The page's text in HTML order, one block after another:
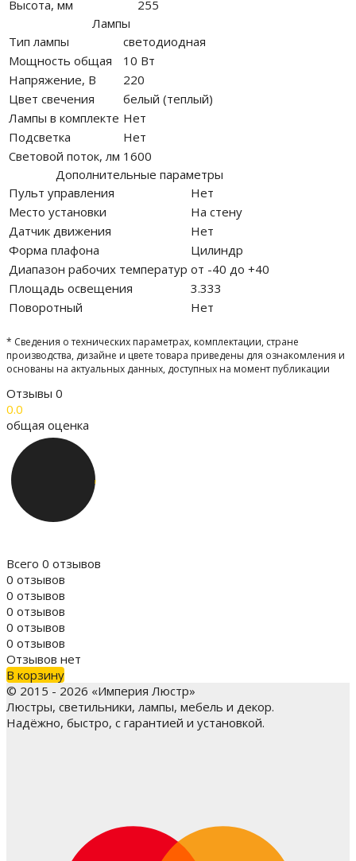
Высота, мм
255
Лампы
Тип лампы
светодиодная
Мощность общая
10 Вт
Напряжение, В
220
Цвет свечения
белый (теплый)
Лампы в комплекте Нет
Подсветка
Нет
Световой поток, лм 1600
Дополнительные параметры
Пульт управления
Нет
Место установки
На стену
Датчик движения
Нет
Форма плафона
Цилиндр
Диапазон рабочих температур от -40 до +40
Площадь освещения
3.333
Поворотный
Нет
* Сведения о технических параметрах, комплектации, стране
производства, дизайне и цвете товара приведены для ознакомления и
основаны на актуальных данных, доступных на момент публикации
Отзывы 0
0.0
общая оценка
Всего 0 отзывов
0 отзывов
0 отзывов
0 отзывов
0 отзывов
0 отзывов
Отзывов нет
В корзину
© 2015 - 2026 «Империя Люстр»
Люстры, светильники, лампы, мебель и декор.
Надёжно, быстро, с гарантией и установкой.